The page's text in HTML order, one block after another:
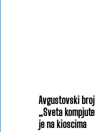
Avgustovski broj
„Sveta
je na kioscima